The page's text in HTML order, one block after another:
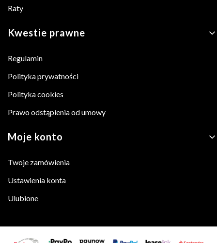
Raty
Kwestie prawne
Regulamin
Polityka prywatności
Polityka cookies
Prawo odstąpienia od umowy
Moje konto
Twoje zamówienia
Ustawienia konta
Ulubione